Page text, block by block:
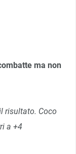
ma non
risultato. Coco
a +4